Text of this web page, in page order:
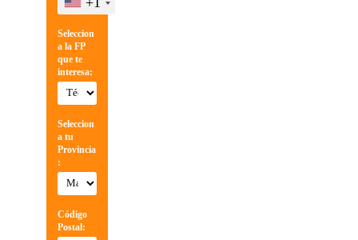
Seleccion
a la FP
que te
interesa:
Seleccion
a tu
Provincia
:
Código
Postal: